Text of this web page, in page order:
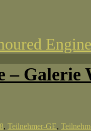
– Galerie
, Teilnehmer-GE,